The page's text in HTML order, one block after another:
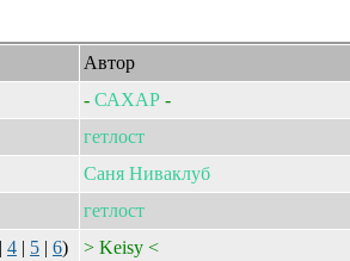
Автор
- САХАР -
гетлост
Саня Ниваклуб
гетлост
| 4 | 5 | 6) > Keisy <